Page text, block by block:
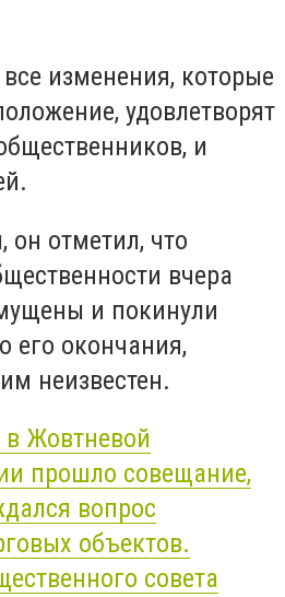
изменения, которые
удовлетворят
и
он отметил, что
вчера
и покинули
его окончания,
неизвестен.
в Жовтневой
прошло совещание,
вопрос
объектов.
совета